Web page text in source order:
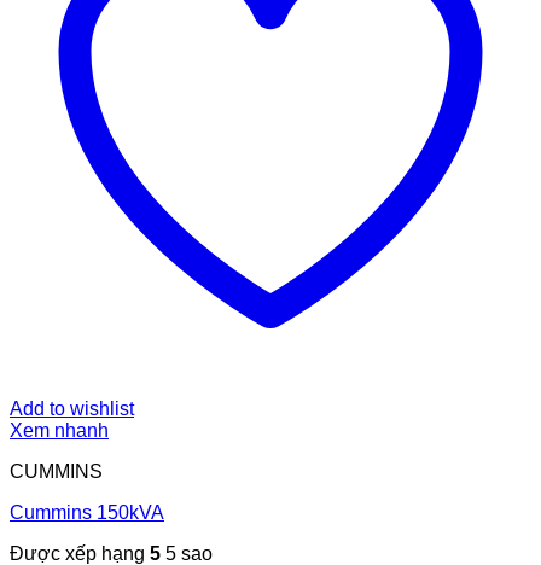
Add to wishlist
Xem nhanh
CUMMINS
Cummins 150kVA
Được xếp hạng 5 5 sao